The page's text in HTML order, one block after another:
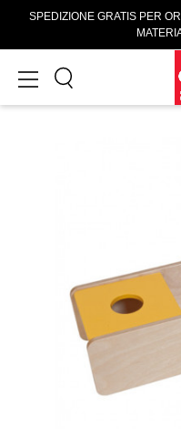
SPEDIZIONE GRATIS PER